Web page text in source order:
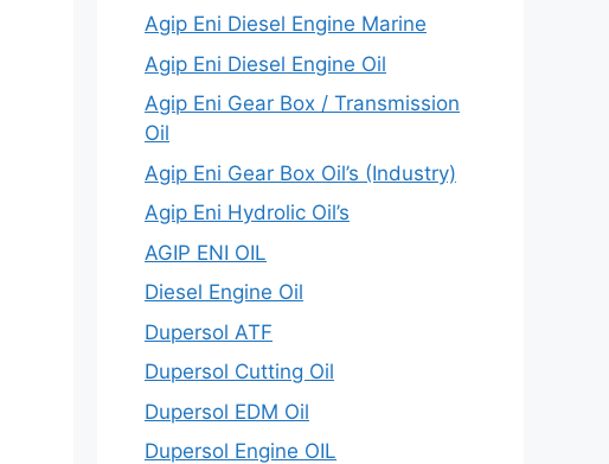
Agip Eni Diesel Engine Marine
Agip Eni Diesel Engine Oil
Agip Eni Gear Box / Transmission
Oil
Agip Eni Gear Box Oil’s (Industry)
Agip Eni Hydrolic Oil’s
AGIP ENI OIL
Diesel Engine Oil
Dupersol ATF
Dupersol Cutting Oil
Dupersol EDM Oil
Dupersol Engine OIL